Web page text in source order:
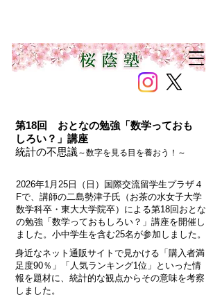
第18回 おとなの勉強「数学っておも
しろい？」講座
統計の不思議 ～数字を見る目を養おう！～
2026年1月25日（日）国際交流留学生プラザ４
Fで、講師の二島勢津子氏（お茶の水女子大学
数学科卒・東大大学院卒）による第18回おとな
の勉強「数学っておもしろい？」講座を開催し
ました。小中学生を含む25名が参加しました。
身近なネット通販サイトで見かける「購入者満
足度90％」「人気ランキング1位」といった情
報を題材に、統計的な観点からその意味を考察
しました。